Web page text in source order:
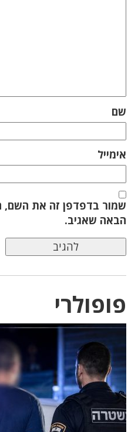
שם
אימייל
שמור בדפדפן זה את השם,
הבאה שאגיב.
פופולרי